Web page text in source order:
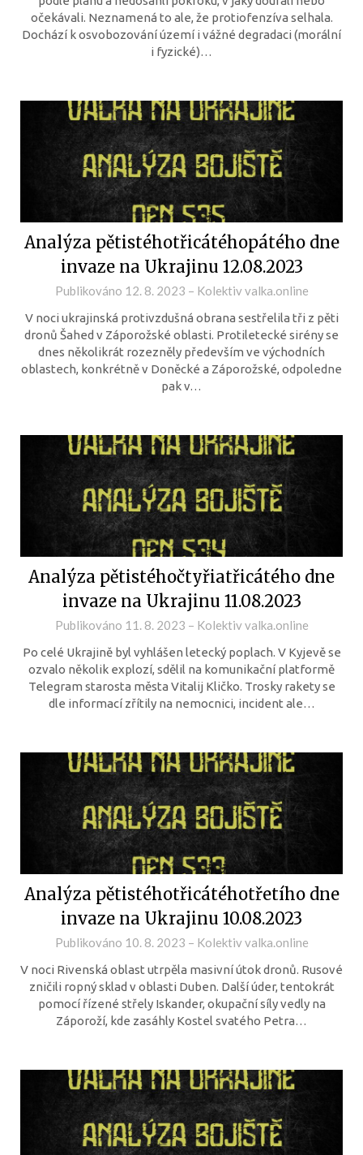
očekávali. Neznamená to ale, že protiofenzíva selhala.
Dochází k osvobozování území i vážné degradaci (morální
i fyzické)…
Analýza pětistéhotřicátéhopátého dne
invaze na Ukrajinu 12.08.2023
Publikováno 12. 8. 2023 – Kolektiv valka.online
V noci ukrajinská protivzdušná obrana sestřelila tři z pěti
dronů Šahed v Záporožské oblasti. Protiletecké sirény se
dnes několikrát rozezněly především ve východních
oblastech, konkrétně v Doněcké a Záporožské, odpoledne
pak v…
Analýza pětistéhočtyřiatřicátého dne
invaze na Ukrajinu 11.08.2023
Publikováno 11. 8. 2023 – Kolektiv valka.online
Po celé Ukrajině byl vyhlášen letecký poplach. V Kyjevě se
ozvalo několik explozí, sdělil na komunikační platformě
Telegram starosta města Vitalij Kličko. Trosky rakety se
dle informací zřítily na nemocnici, incident ale…
Analýza pětistéhotřicátéhotřetího dne
invaze na Ukrajinu 10.08.2023
Publikováno 10. 8. 2023 – Kolektiv valka.online
V noci Rivenská oblast utrpěla masivní útok dronů. Rusové
zničili ropný sklad v oblasti Duben. Další úder, tentokrát
pomocí řízené střely Iskander, okupační síly vedly na
Záporoží, kde zasáhly Kostel svatého Petra…